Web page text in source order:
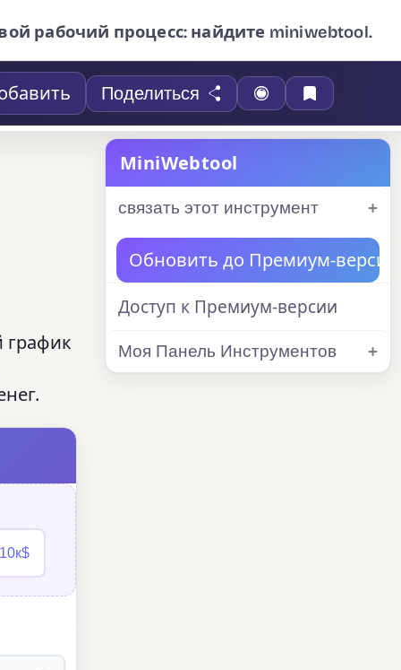
рабочий процесс: найдите miniwebtool.
Поделиться
график
MiniWebtool
связать этот инструмент
Обновить до Премиум-версии
Доступ к Премиум-версии
Моя Панель Инструментов